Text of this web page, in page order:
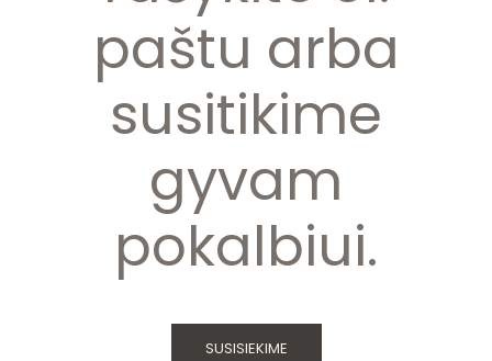
paštu arba
susitikime
gyvam
pokalbiui.
SUSISIEKIME